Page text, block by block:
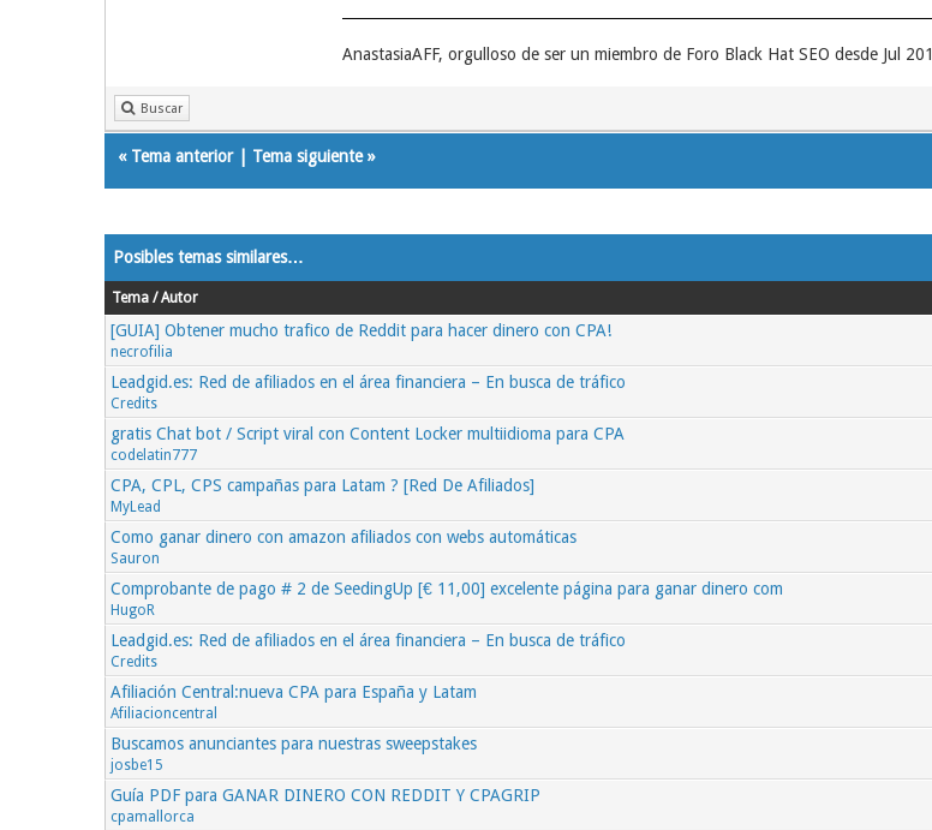
AnastasiaAFF, orgulloso de ser un miembro de Foro Black Hat SEO desde Jul
Buscar
« Tema anterior| Tema siguiente»
Posibles temas similares…
Tema / Autor
[GUIA] Obtener mucho trafico de Reddit para hacer dinero con CPA!
necrofilia
Leadgid.es: Red de afiliados en el área financiera – En busca de tráfico
Credits
gratis Chat bot / Script viral con Content Locker multiidioma para CPA
codelatin777
CPA, CPL, CPS campañas para Latam ? [Red De Afiliados]
MyLead
Como ganar dinero con amazon afiliados con webs automáticas
Sauron
Comprobante de pago # 2 de SeedingUp [€ 11,00] excelente página para ganar dinero com
HugoR
Leadgid.es: Red de afiliados en el área financiera – En busca de tráfico
Credits
Afiliación Central:nueva CPA para España y Latam
Afiliacioncentral
Buscamos anunciantes para nuestras sweepstakes
josbe15
Guía PDF para GANAR DINERO CON REDDIT Y CPAGRIP
cpamallorca